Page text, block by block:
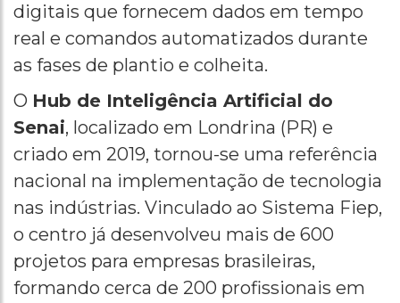
digitais que fornecem dados em tempo
real e comandos automatizados durante
as fases de plantio e colheita.
O Hub de Inteligência Artificial do
Senai, localizado em Londrina (PR) e
criado em 2019, tornou-se uma referência
nacional na implementação de tecnologia
nas indústrias. Vinculado ao Sistema Fiep,
o centro já desenvolveu mais de 600
projetos para empresas brasileiras,
formando cerca de 200 profissionais em